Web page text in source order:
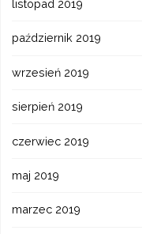
listopad 2019
październik 2019
wrzesień 2019
sierpień 2019
czerwiec 2019
maj 2019
marzec 2019